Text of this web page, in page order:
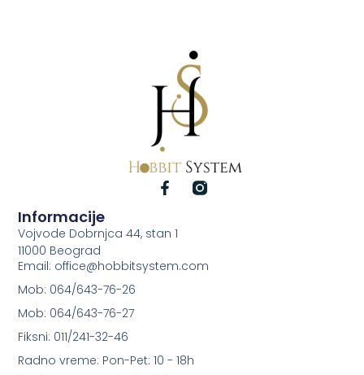
Informacije
Vojvode Dobrnjca 44, stan 1
11000 Beograd
Email: office@hobbitsystem.com
Mob: 064/643-76-26
Mob: 064/643-76-27
Fiksni: 011/241-32-46
Radno vreme: Pon-Pet: 10 - 18h